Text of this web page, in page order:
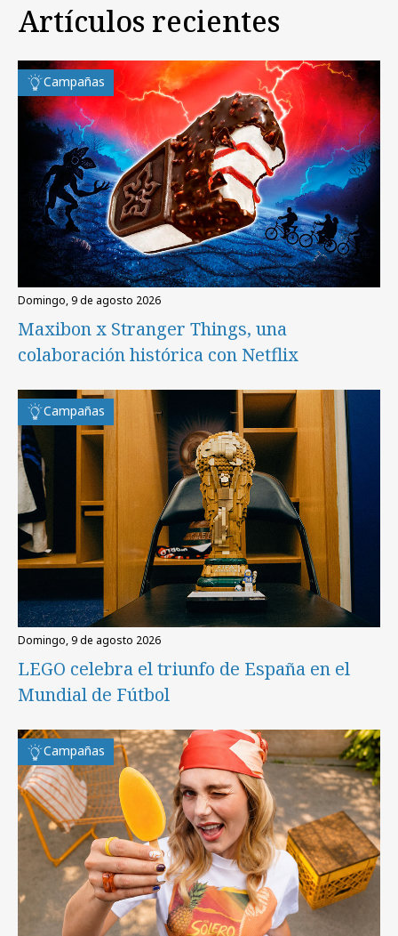
Artículos recientes
Campañas
domingo, 9 de agosto 2026
Maxibon x Stranger Things, una
colaboración histórica con Netflix
Campañas
domingo, 9 de agosto 2026
LEGO celebra el triunfo de España en el
Mundial de Fútbol
Campañas